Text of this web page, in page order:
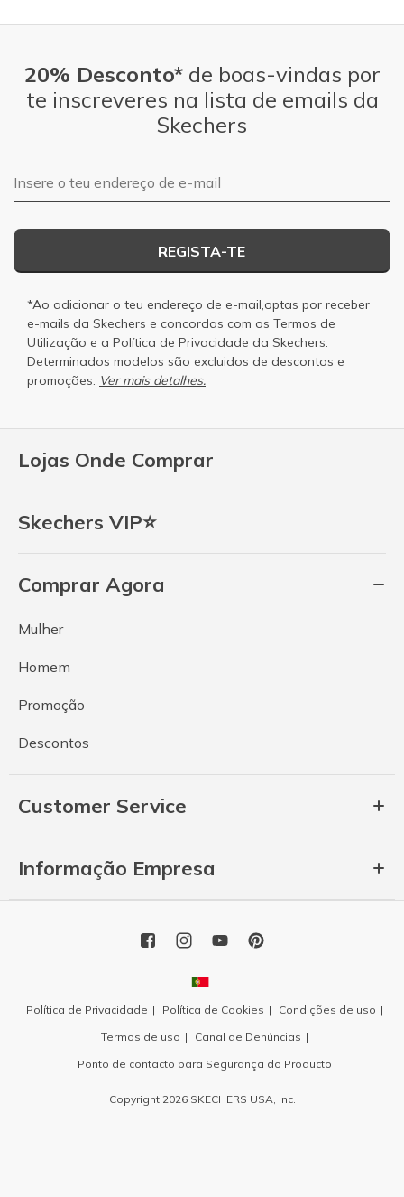
Lojas Onde Comprar
Skechers VIP⭐
Comprar Agora
Mulher
Homem
Promoção
Descontos
Customer Service
Informação Empresa
20% Desconto*de boas-vindas por
te inscreveres na lista de emails da
Skechers
Endereço de e-mail
REGISTA-TE
*Ao adicionar o teu endereço de e-mail,optas por receber
e-mails da Skechers e concordas com os Termos de
Utilização e a Política de Privacidade da Skechers.
Determinados modelos são excluidos de descontos e
promoções. Ver mais detalhes.
Política de Privacidade Política de Cookies
Condições de uso
Termos de uso
Canal de Denúncias
Ponto de contacto para Segurança do Producto
Copyright 2026 SKECHERS USA, Inc.